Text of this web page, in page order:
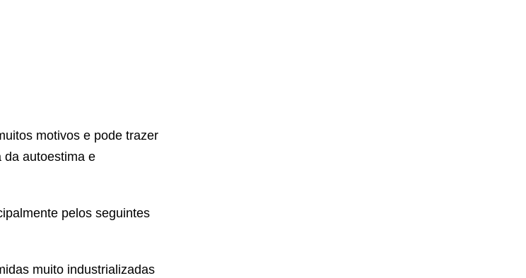
motivos e pode trazer
da autoestima e
pelos seguintes
muito industrializadas